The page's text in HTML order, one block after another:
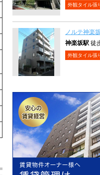
外観タイル張
ノルテ神楽坂
神楽坂駅 徒
外観タイル張